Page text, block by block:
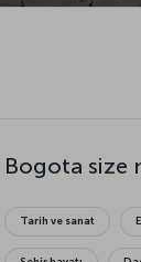
Bogota size
Tarih ve sanat